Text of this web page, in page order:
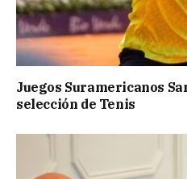
Juegos Suramericanos
selección de Tenis